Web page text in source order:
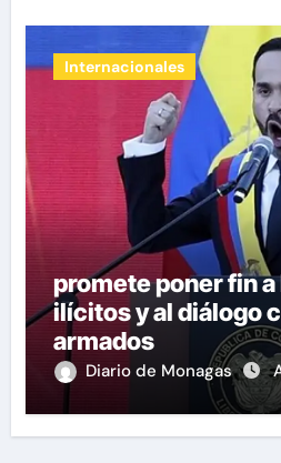
Internacionales
promete poner fin
ilícitos y al diálogo
armados
Diario de Monagas